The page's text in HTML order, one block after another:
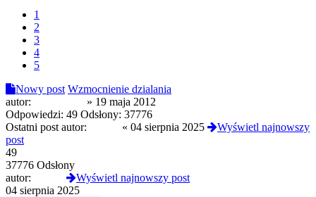
1
2
3
4
5
Nowy post Wzmocnienie dzialania
autor:
» 19 maja 2012
Odpowiedzi: 49 Odsłony: 37776
Ostatni post autor:
« 04 sierpnia 2025
Wyświetl najnowszy
post
49
37776 Odsłony
autor:
Wyświetl najnowszy post
04 sierpnia 2025